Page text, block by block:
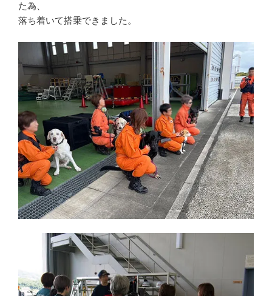
た為、
落ち着いて搭乗できました。